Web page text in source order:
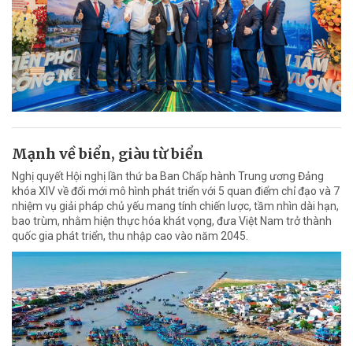
Mạnh về biển, giàu từ biển
Nghị quyết Hội nghị lần thứ ba Ban Chấp hành Trung ương Đảng
khóa XIV về đổi mới mô hình phát triển với 5 quan điểm chỉ đạo và 7
nhiệm vụ giải pháp chủ yếu mang tính chiến lược, tầm nhìn dài hạn,
bao trùm, nhằm hiện thực hóa khát vọng, đưa Việt Nam trở thành
quốc gia phát triển, thu nhập cao vào năm 2045.